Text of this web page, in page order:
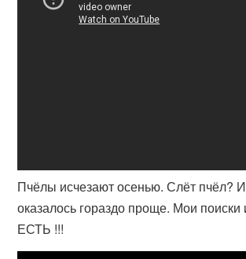
Пчёлы исчезают осенью. Слёт пчёл?
оказалось гораздо проще. Мои поиски
ЕСТЬ !!!